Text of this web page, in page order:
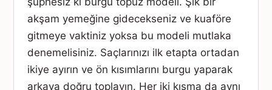
akşam yemeğine gidecekseniz ve kuaföre
gitmeye vaktiniz yoksa bu modeli mutlaka
denemelisiniz. Saçlarınızı ilk etapta ortadan
ikiye ayırın ve ön kısımlarını burgu yaparak
arkaya doğru toplayın. Her iki kısma da aynı